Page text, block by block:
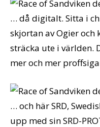
… då digitalt. Sitta i
skjortan av Ogier
sträcka ute i världen.
mer och mer
… och här SRD,
upp med sin SRD-